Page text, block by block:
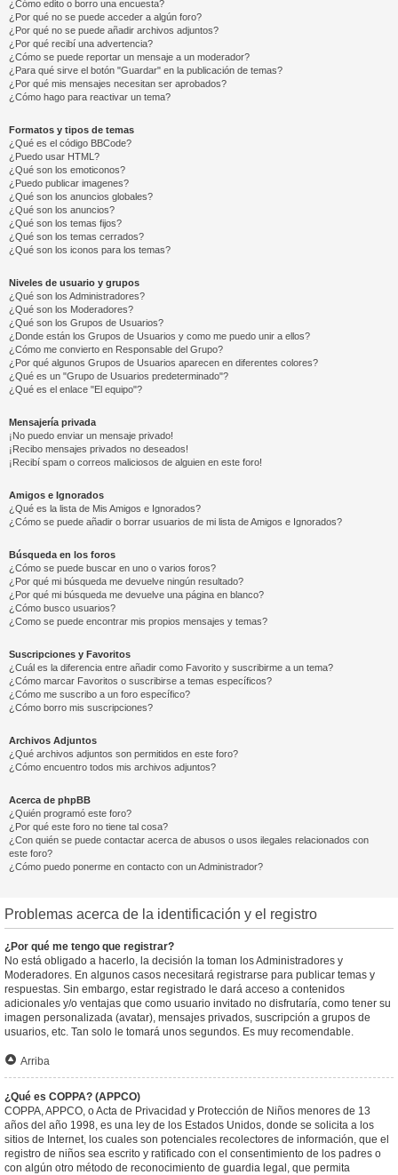
¿Cómo edito o borro una encuesta?
¿Por qué no se puede acceder a algún foro?
¿Por qué no se puede añadir archivos adjuntos?
¿Por qué recibí una advertencia?
¿Cómo se puede reportar un mensaje a un moderador?
¿Para qué sirve el botón "Guardar" en la publicación de temas?
¿Por qué mis mensajes necesitan ser aprobados?
¿Cómo hago para reactivar un tema?
Formatos y tipos de temas
¿Qué es el código BBCode?
¿Puedo usar HTML?
¿Qué son los emoticonos?
¿Puedo publicar imagenes?
¿Qué son los anuncios globales?
¿Qué son los anuncios?
¿Qué son los temas fijos?
¿Qué son los temas cerrados?
¿Qué son los iconos para los temas?
Niveles de usuario y grupos
¿Qué son los Administradores?
¿Qué son los Moderadores?
¿Qué son los Grupos de Usuarios?
¿Donde están los Grupos de Usuarios y como me puedo unir a ellos?
¿Cómo me convierto en Responsable del Grupo?
¿Por qué algunos Grupos de Usuarios aparecen en diferentes colores?
¿Qué es un "Grupo de Usuarios predeterminado"?
¿Qué es el enlace "El equipo"?
Mensajería privada
¡No puedo enviar un mensaje privado!
¡Recibo mensajes privados no deseados!
¡Recibí spam o correos maliciosos de alguien en este foro!
Amigos e Ignorados
¿Qué es la lista de Mis Amigos e Ignorados?
¿Cómo se puede añadir o borrar usuarios de mi lista de Amigos e Ignorados?
Búsqueda en los foros
¿Cómo se puede buscar en uno o varios foros?
¿Por qué mi búsqueda me devuelve ningún resultado?
¿Por qué mi búsqueda me devuelve una página en blanco?
¿Cómo busco usuarios?
¿Como se puede encontrar mis propios mensajes y temas?
Suscripciones y Favoritos
¿Cuál es la diferencia entre añadir como Favorito y suscribirme a un tema?
¿Cómo marcar Favoritos o suscribirse a temas específicos?
¿Cómo me suscribo a un foro específico?
¿Cómo borro mis suscripciones?
Archivos Adjuntos
¿Qué archivos adjuntos son permitidos en este foro?
¿Cómo encuentro todos mis archivos adjuntos?
Acerca de phpBB
¿Quién programó este foro?
¿Por qué este foro no tiene tal cosa?
¿Con quién se puede contactar acerca de abusos o usos ilegales relacionados con
este foro?
¿Cómo puedo ponerme en contacto con un Administrador?
Problemas acerca de la identificación y el registro
¿Por qué me tengo que registrar?
No está obligado a hacerlo, la decisión la toman los Administradores y
Moderadores. En algunos casos necesitará registrarse para publicar temas y
respuestas. Sin embargo, estar registrado le dará acceso a contenidos
adicionales y/o ventajas que como usuario invitado no disfrutaría, como tener su
imagen personalizada (avatar), mensajes privados, suscripción a grupos de
usuarios, etc. Tan solo le tomará unos segundos. Es muy recomendable.
Arriba
¿Qué es COPPA? (APPCO)
COPPA, APPCO, o Acta de Privacidad y Protección de Niños menores de 13
años del año 1998, es una ley de los Estados Unidos, donde se solicita a los
sitios de Internet, los cuales son potenciales recolectores de información, que el
registro de niños sea escrito y ratificado con el consentimiento de los padres o
con algún otro método de reconocimiento de guardia legal, que permita